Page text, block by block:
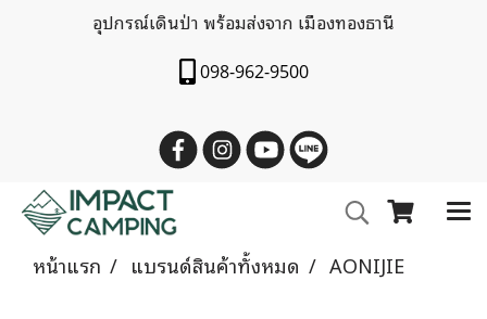
อุปกรณ์เดินป่า พร้อมส่งจาก เมืองทองธานี
098-962-9500
หน้าแรก แบรนด์สินค้าทั้งหมด AONIJIE